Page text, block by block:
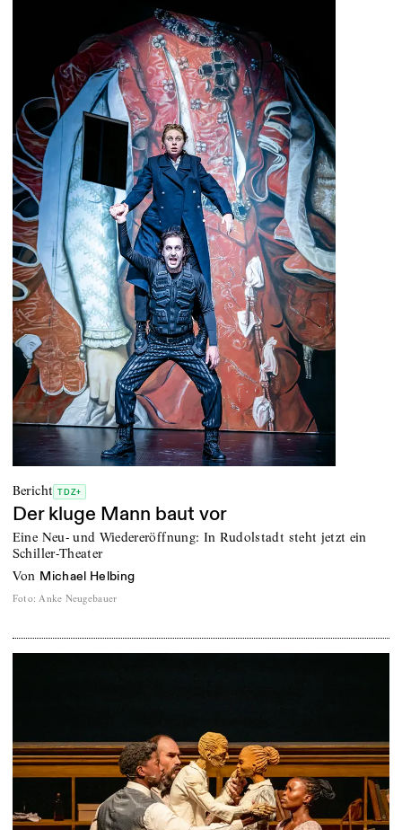
Bericht TDZ+
Der kluge Mann baut vor
Eine Neu- und Wiedereröffnung: In Rudolstadt steht jetzt ein
Schiller-Theater
von Michael Helbing
Foto: Anke Neugebauer